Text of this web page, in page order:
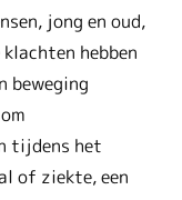
jong en oud,
hebben
beweging
tijdens het
of ziekte, een